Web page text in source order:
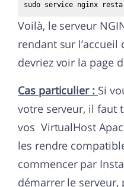
sudo service nginx
Voilà, le serveur
rendant sur l’accueil
devriez voir la page
Cas particulier : Si
votre serveur, il faut
vos VirtualHost
les rendre
commencer par
démarrer le serveur,